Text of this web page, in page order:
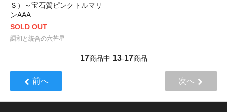
Ｓ）～宝石質ピンクトルマリ
ンAAA
SOLD OUT
調和と統合の六芒星
17商品中 13-17商品
前へ 次へ